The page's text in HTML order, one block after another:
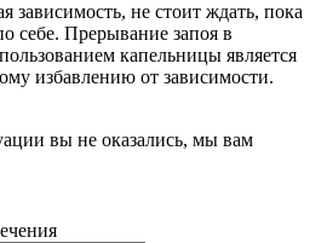
зависимость, не стоит ждать, пока
себе. Прерывание запоя в
капельницы является
избавлению от зависимости.
вы не оказались, мы вам